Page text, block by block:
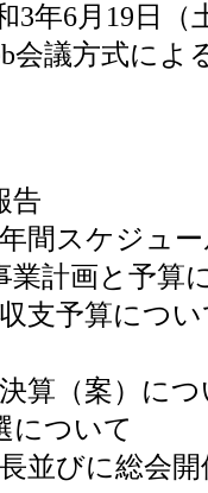
6月19日（
会議方式によ
告
間スケジュ
計画と予算
支予算につい
算（案）につ
について
並びに総会